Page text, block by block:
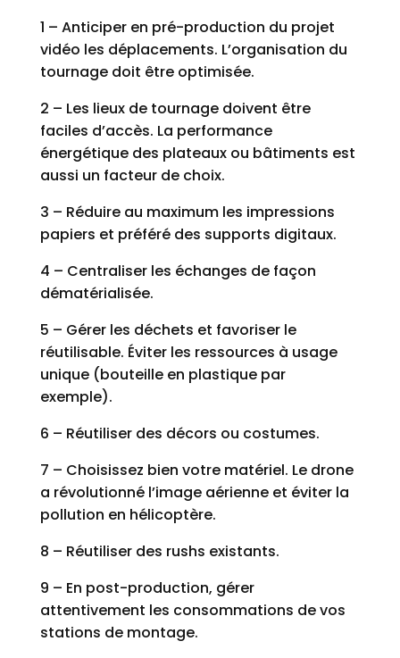
1 – Anticiper en pré-production du projet
vidéo les déplacements. L’organisation du
tournage doit être optimisée.
2 – Les lieux de tournage doivent être
faciles d’accès. La performance
énergétique des plateaux ou bâtiments est
aussi un facteur de choix.
3 – Réduire au maximum les impressions
papiers et préféré des supports digitaux.
4 – Centraliser les échanges de façon
dématérialisée.
5 – Gérer les déchets et favoriser le
réutilisable. Éviter les ressources à usage
unique (bouteille en plastique par
exemple).
6 – Réutiliser des décors ou costumes.
7 – Choisissez bien votre matériel. Le drone
a révolutionné l’image aérienne et éviter la
pollution en hélicoptère.
8 – Réutiliser des rushs existants.
9 – En post-production, gérer
attentivement les consommations de vos
stations de montage.